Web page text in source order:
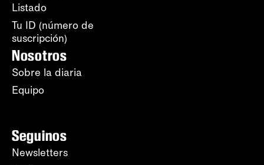
Listado
Tu ID (número de
suscripción)
Nosotros
Sobre la diaria
Equipo
Seguinos
Newsletters